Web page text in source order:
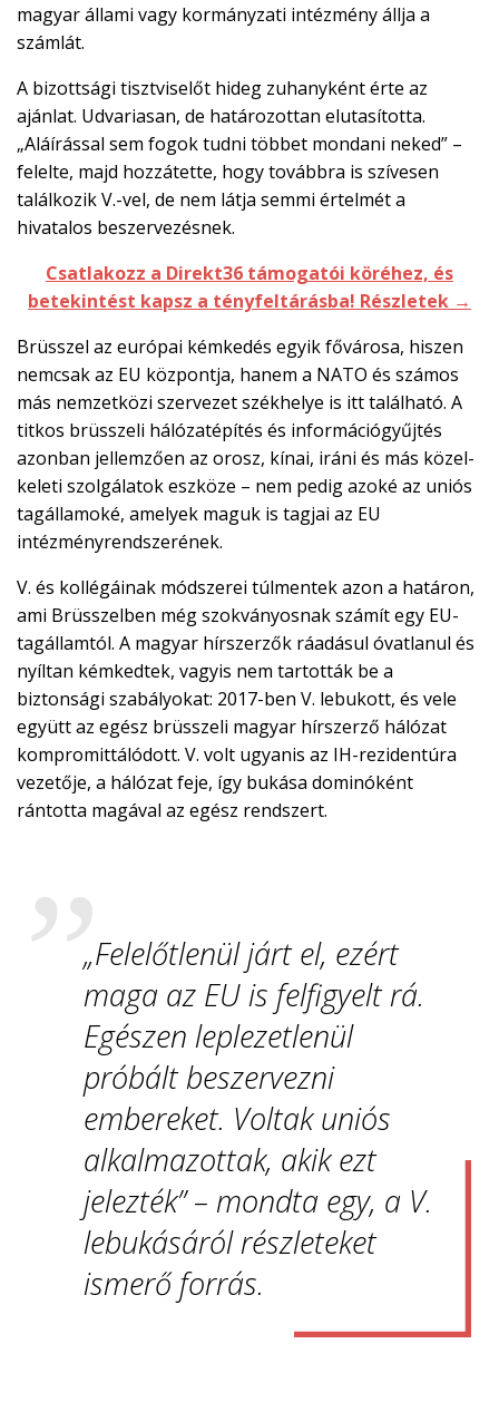
magyar állami vagy kormányzati intézmény állja a
számlát.
A bizottsági tisztviselőt hideg zuhanyként érte az
ajánlat. Udvariasan, de határozottan elutasította.
„Aláírással sem fogok tudni többet mondani neked” –
felelte, majd hozzátette, hogy továbbra is szívesen
találkozik V.-vel, de nem látja semmi értelmét a
hivatalos beszervezésnek.
Csatlakozz a Direkt36 támogatói köréhez, és
betekintést kapsz a tényfeltárásba! Részletek →
Brüsszel az európai kémkedés egyik fővárosa, hiszen
nemcsak az EU központja, hanem a NATO és számos
más nemzetközi szervezet székhelye is itt található. A
titkos brüsszeli hálózatépítés és információgyűjtés
azonban jellemzően az orosz, kínai, iráni és más közel-
keleti szolgálatok eszköze – nem pedig azoké az uniós
tagállamoké, amelyek maguk is tagjai az EU
intézményrendszerének.
V. és kollégáinak módszerei túlmentek azon a határon,
ami Brüsszelben még szokványosnak számít egy EU-
tagállamtól. A magyar hírszerzők ráadásul óvatlanul és
nyíltan kémkedtek, vagyis nem tartották be a
biztonsági szabályokat: 2017-ben V. lebukott, és vele
együtt az egész brüsszeli magyar hírszerző hálózat
kompromittálódott. V. volt ugyanis az IH-rezidentúra
vezetője, a hálózat feje, így bukása dominóként
rántotta magával az egész rendszert.
„Felelőtlenül járt el, ezért
maga az EU is felfigyelt rá.
Egészen leplezetlenül
próbált beszervezni
embereket. Voltak uniós
alkalmazottak, akik ezt
jelezték” – mondta egy, a V.
lebukásáról részleteket
ismerő forrás.